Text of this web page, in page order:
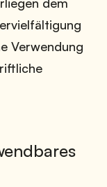
Verwendung